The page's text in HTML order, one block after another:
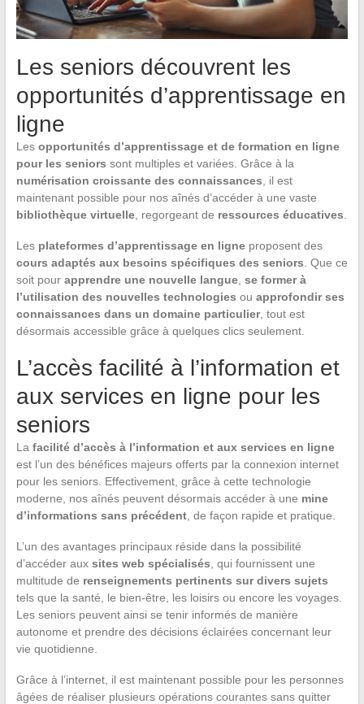
Les seniors découvrent les
opportunités d’apprentissage en
ligne
Les opportunités d’apprentissage et de formation en ligne
pour les seniors sont multiples et variées. Grâce à la
numérisation croissante des connaissances , il est
maintenant possible pour nos aînés d’accéder à une vaste
bibliothèque virtuelle, regorgeant de ressources éducatives
Les plateformes d’apprentissage en ligneproposent des
cours adaptés aux besoins spécifiques des seniors . Que ce
soit pour apprendre une nouvelle langue, se former à
l’utilisation des nouvelles technologies ou approfondir ses
connaissances dans un domaine particulier, tout est
désormais accessible grâce à quelques clics seulement.
L’accès facilité à l’information et
aux services en ligne pour les
seniors
La facilité d’accès à l’information et aux services en ligne
est l’un des bénéfices majeurs offerts par la connexion internet
pour les seniors. Effectivement, grâce à cette technologie
moderne, nos aînés peuvent désormais accéder à une mine
d’informations sans précédent, de façon rapide et pratique.
L’un des avantages principaux réside dans la possibilité
d’accéder aux sites web spécialisés , qui fournissent une
multitude de renseignements pertinents sur divers sujets
tels que la santé, le bien-être, les loisirs ou encore les voyages.
Les seniors peuvent ainsi se tenir informés de manière
autonome et prendre des décisions éclairées concernant leur
vie quotidienne.
Grâce à l’internet, il est maintenant possible pour les personnes
âgées de réaliser plusieurs opérations courantes sans quitter